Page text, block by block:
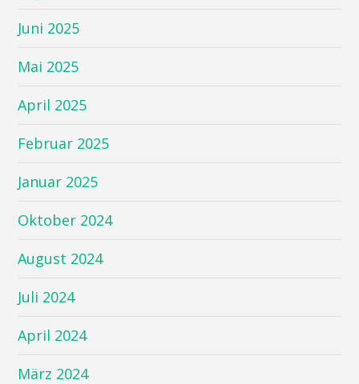
Juni 2025
Mai 2025
April 2025
Februar 2025
Januar 2025
Oktober 2024
August 2024
Juli 2024
April 2024
März 2024